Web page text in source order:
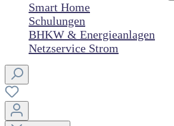
Smart Home
Schulungen
BHKW & Energieanlagen
Netzservice Strom